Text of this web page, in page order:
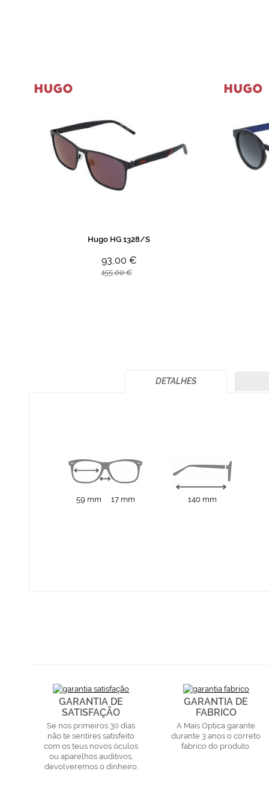
Hugo HG 1328/S
93,00 €
155,00 €
DETALHES
59 mm 17 mm 140 mm
GARANTIA DE
SATISFAÇÃO
Se nos primeiros 30 dias
não te sentires satisfeito
com os teus novos óculos
ou aparelhos auditivos,
devolveremos o dinheiro.
GARANTIA DE
FABRICO
A Mais Optica garante
durante 3 anos o correto
fabrico do produto.